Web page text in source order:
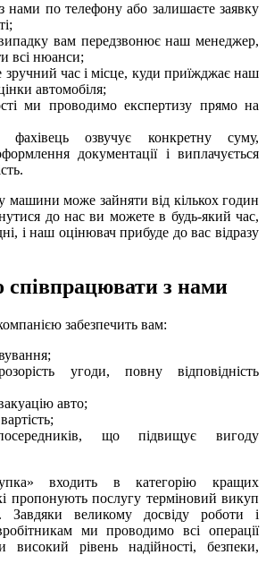
нами по телефону або залишаєте заявку
вам передзвонює наш менеджер,
всі нюанси;
зручний час і місце, куди приїжджає наш
автомобіля;
ми проводимо експертизу прямо на
фахівець озвучує конкретну суму,
документації і виплачується
машини може зайняти від кількох годин
до нас ви можете в будь-який час,
і наш оцінювач прибуде до вас відразу
співпрацювати з нами
забезпечить вам:
угоди, повну відповідність
авто;
посередників, що підвищує вигоду
входить в категорію кращих
пропонують послугу терміновий викуп
Завдяки великому досвіду роботи і
ми проводимо всі операції
високий рівень надійності, безпеки,